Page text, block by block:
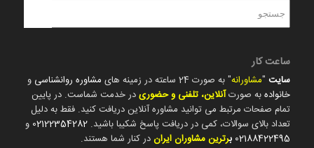
ساعت کار
سایت"مشاورانه" به صورت 24 ساعته در زمینه های مشاوره روانشناسی و
خانوادهبه صورتآنلاین، تلفنی و حضوریدر خدمت شماست. در پایین
تمام صفحات مرتبط می توانید مشاوره آنلاین دریافت کنید. فقط به دلیل
تعداد بالای سوالات، کمی در دریافت پاسخ شکیبا باشید. 02122354282 و
02188422495 برترین مشاوران ایراندر کنار شما هستند.